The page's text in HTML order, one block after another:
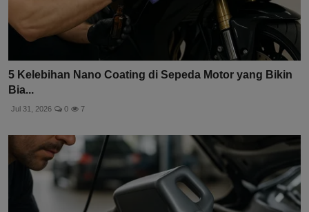
5 Kelebihan Nano Coating di Sepeda Motor yang Bikin
Bia...
Jul 31, 2026 0 7